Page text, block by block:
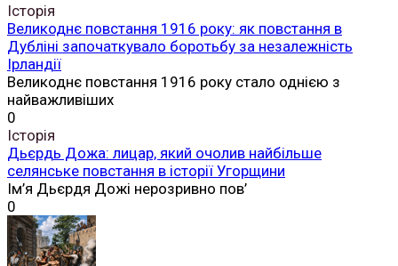
Історія
Великоднє повстання 1916 року: як повстання в
Дубліні започаткувало боротьбу за незалежність
Ірландії
Великоднє повстання 1916 року стало однією з
найважливіших
0
Історія
Дьєрдь Дожа: лицар, який очолив найбільше
селянське повстання в історії Угорщини
Ім’я Дьєрдя Дожі нерозривно пов’
0